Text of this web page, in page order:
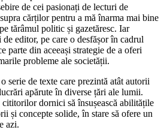
de cei pasionați de lecturi de
cărților pentru a mă înarma mai bine
tărâmul politic și gazetăresc. Iar
editor, pe care o desfășor în cadrul
parte din aceeași strategie de a oferi
probleme ale societății.
serie de texte care prezintă atât autorii
apărute în diverse țări ale lumii.
cititorilor dornici să însușească abilitățile
și concepte solide, în stare să ofere un
azi.